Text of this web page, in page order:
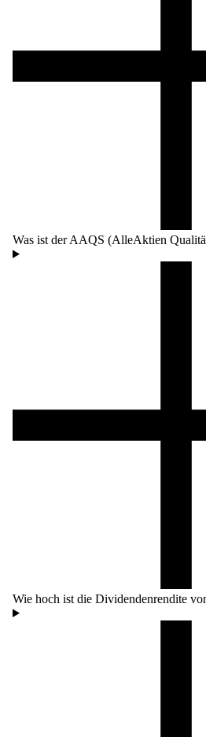
Was ist der AAQS (AlleAktien
Wie hoch ist die Dividendenrendite